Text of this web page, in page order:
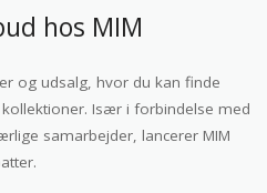
hos MIM
og udsalg, hvor du kan finde
Især i forbindelse med
samarbejder, lancerer MIM